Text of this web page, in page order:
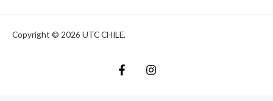
Copyright © 2026 UTC CHILE.